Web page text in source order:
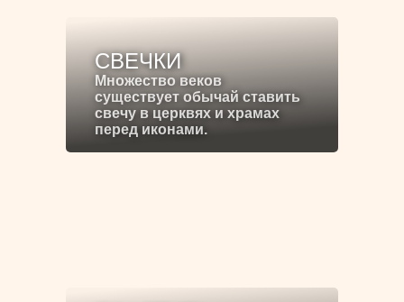
СВЕЧКИ
Множество веков
существует обычай ставить
свечу в церквях и храмах
перед иконами.